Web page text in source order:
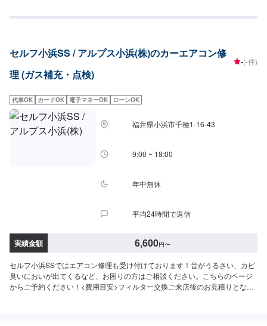
セルフ小浜SS / アルプス小浜(株)のカーエアコン修
理 (ガス補充・点検)
-(-件)
代車OK カードOK 電子マネーOK ローンOK
福井県小浜市千種1-16-43
9:00 ~ 18:00
年中無休
平均24時間で返信
実績金額 6,600円〜
セルフ小浜SSではエアコン修理も受け付けております！音がうるさい、カビ
臭いにおいが出てくるなど、お困りの方はご相談ください。こちらのページ
からご予約ください！<費用目安>フィルター交換ご来店後のお見積りとなり